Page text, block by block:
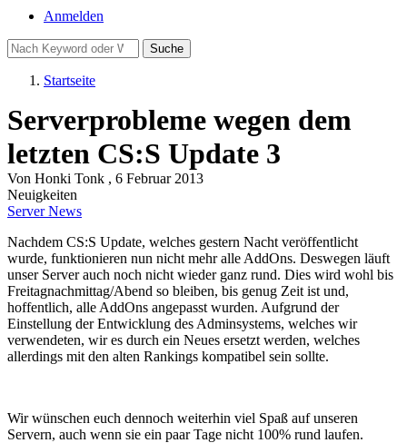
Benutzermenü
Anmelden
Suche
Startseite
Serverprobleme wegen dem
letzten CS:S Update 3
Von Honki Tonk , 6 Februar 2013
Neuigkeiten
Server News
Nachdem CS:S Update, welches gestern Nacht veröffentlicht
wurde, funktionieren nun nicht mehr alle AddOns. Deswegen läuft
unser Server auch noch nicht wieder ganz rund. Dies wird wohl bis
Freitagnachmittag/Abend so bleiben, bis genug Zeit ist und,
hoffentlich, alle AddOns angepasst wurden. Aufgrund der
Einstellung der Entwicklung des Adminsystems, welches wir
verwendeten, wir es durch ein Neues ersetzt werden, welches
allerdings mit den alten Rankings kompatibel sein sollte.
Wir wünschen euch dennoch weiterhin viel Spaß auf unseren
Servern, auch wenn sie ein paar Tage nicht 100% rund laufen.